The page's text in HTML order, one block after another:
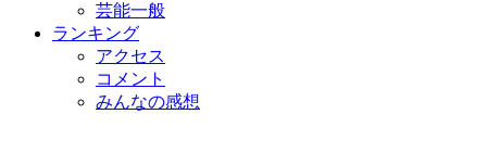
芸能一般
ランキング
アクセス
コメント
みんなの感想